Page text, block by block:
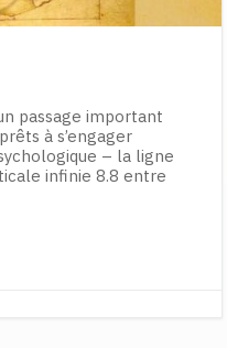
passage important
à s’engager
– la ligne
infinie 8.8 entre